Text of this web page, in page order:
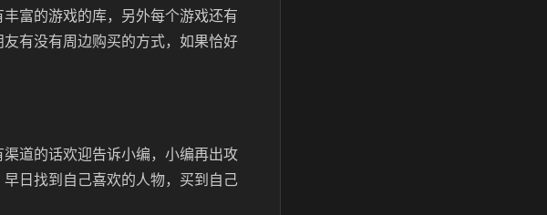
富的游戏的库，另外每个游戏还有
有没有周边购买的方式，如果恰好
道的话欢迎告诉小编，小编再出攻
日找到自己喜欢的人物，买到自己